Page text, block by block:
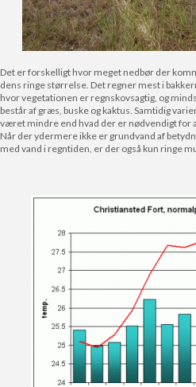
Det er forskelligt hvor meget nedbør der
dens ringe størrelse. Det regner mest i
hvor vegetationen er regnskovsagtig, og
består af græs, buske og kaktus. Samtidig
været mindre end hvad der er nødvendigt for
Når der ydermere ikke er grundvand af
med vand i regntiden, er der også kun ringe